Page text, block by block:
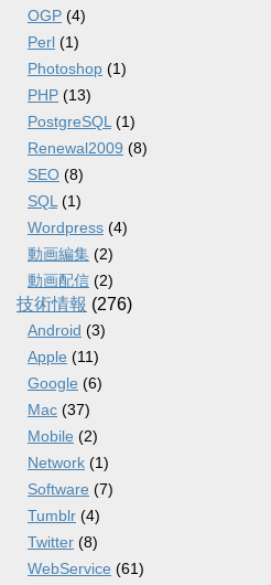
OGP (4)
Perl (1)
Photoshop (1)
PHP (13)
PostgreSQL (1)
Renewal2009 (8)
SEO (8)
SQL (1)
Wordpress (4)
動画編集 (2)
動画配信 (2)
技術情報 (276)
Android (3)
Apple (11)
Google (6)
Mac (37)
Mobile (2)
Network (1)
Software (7)
Tumblr (4)
Twitter (8)
WebService (61)